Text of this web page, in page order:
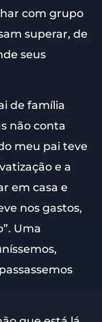
com grupo
superar, de
seus
de família
não conta
meu pai teve
e a
em casa e
nos gastos,
Uma